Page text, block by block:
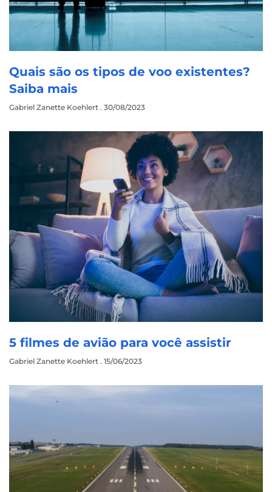
Quais são os tipos de voo existentes?
Saiba mais
Gabriel Zanette Koehlert 30/08/2023
5 filmes de avião para você assistir
Gabriel Zanette Koehlert 15/06/2023